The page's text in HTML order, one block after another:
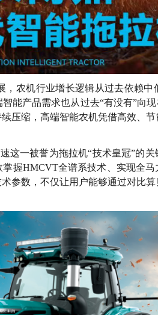
农机行业增长逻辑从过去依赖中
能产品需求也从过去“有没有”向
压缩，高端智能农机凭借高效、
这一被誉为拖拉机“技术皇冠”的
握HMCVT全谱系技术、实现全
参数，不仅让用户能够通过对比算